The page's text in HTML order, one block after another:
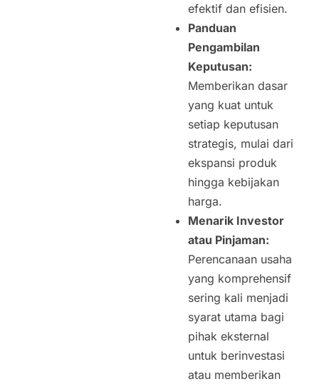
efektif dan efisien.
Panduan
Pengambilan
Keputusan:
Memberikan dasar
yang kuat untuk
setiap keputusan
strategis, mulai dari
ekspansi produk
hingga kebijakan
harga.
Menarik Investor
atau Pinjaman:
Perencanaan usaha
yang komprehensif
sering kali menjadi
syarat utama bagi
pihak eksternal
untuk berinvestasi
atau memberikan